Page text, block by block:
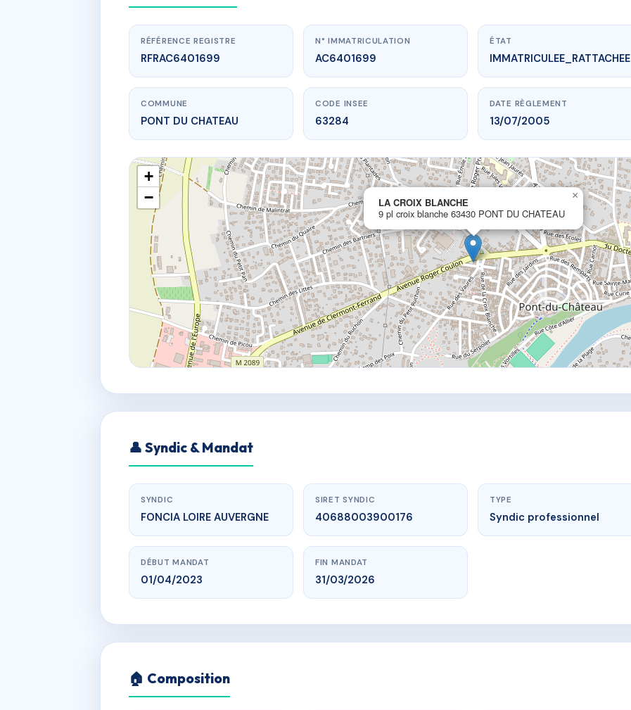
www.vme.plus/AC6401699
LA CROIX BLANCHE
9 pl croix blanche63430 PONT DU CHATEAU
RÉFÉRENCE REGISTRE
RFRAC6401699
N° IMMATRICULATION
AC6401699
ÉTAT
IMMATRICULEE_RATTACHEE
COMMUNE
PONT DU CHATEAU
CODE INSEE
63284
DATE RÈGLEMENT
13/07/2005
LA CROIX BLANCHE
9 pl croix blanche 63430 PONT DU CHATEAU
×
+
−
👤 Syndic & Mandat
SYNDIC
FONCIA LOIRE AUVERGNE
SIRET SYNDIC
40688003900176
TYPE
Syndic professionnel
DÉBUT MANDAT
01/04/2023
FIN MANDAT
31/03/2026
🏠 Composition